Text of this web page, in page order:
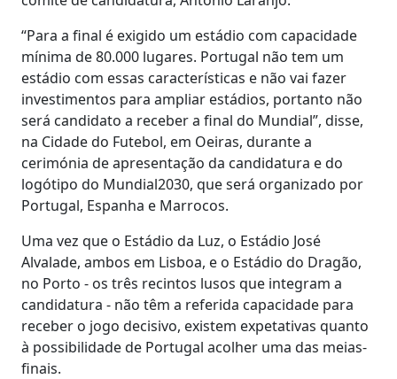
“Para a final é exigido um estádio com capacidade
mínima de 80.000 lugares. Portugal não tem um
estádio com essas características e não vai fazer
investimentos para ampliar estádios, portanto não
será candidato a receber a final do Mundial”, disse,
na Cidade do Futebol, em Oeiras, durante a
cerimónia de apresentação da candidatura e do
logótipo do Mundial2030, que será organizado por
Portugal, Espanha e Marrocos.
Uma vez que o Estádio da Luz, o Estádio José
Alvalade, ambos em Lisboa, e o Estádio do Dragão,
no Porto - os três recintos lusos que integram a
candidatura - não têm a referida capacidade para
receber o jogo decisivo, existem expetativas quanto
à possibilidade de Portugal acolher uma das meias-
finais.